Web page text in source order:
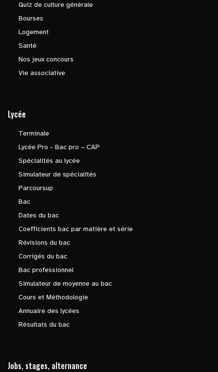
Quiz de culture générale
Bourses
Logement
Santé
Nos jeux concours
Vie associative
Lycée
Terminale
Lycée Pro - Bac pro – CAP
Spécialités au lycée
Simulateur de spécialités
Parcoursup
Bac
Dates du bac
Coefficients bac par matière et série
Révisions du bac
Corrigés du bac
Bac professionnel
Simulateur de moyenne au bac
Cours et Méthodologie
Annuaire des lycées
Résultats du bac
Jobs, stages, alternance